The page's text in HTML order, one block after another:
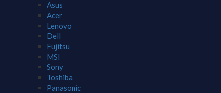
Asus
Acer
Lenovo
Dell
Fujitsu
MSI
Sony
Toshiba
Panasonic